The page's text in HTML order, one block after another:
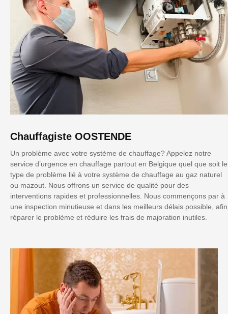
Chauffagiste OOSTENDE
Un problème avec votre système de chauffage? Appelez notre
service d’urgence en chauffage partout en Belgique quel que soit le
type de problème lié à votre système de chauffage au gaz naturel
ou mazout. Nous offrons un service de qualité pour des
interventions rapides et professionnelles. Nous commençons par à
une inspection minutieuse et dans les meilleurs délais possible, afin
réparer le problème et réduire les frais de majoration inutiles.